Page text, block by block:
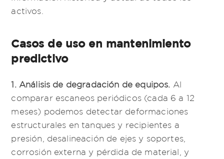
activos.
Casos de uso en mantenimiento
predictivo
1. Análisis de degradación de equipos. Al
comparar escaneos periódicos (cada 6 a 12
meses) podemos detectar deformaciones
estructurales en tanques y recipientes a
presión, desalineación de ejes y soportes,
corrosión externa y pérdida de material, y